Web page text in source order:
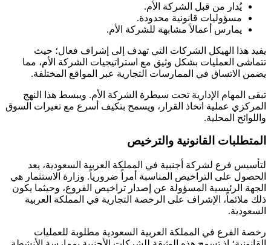
يُدار من قبل الشركة الأم.
مسؤوليات قانونية محدودة.
يمارس أعمالاً مشابهة للشركة الأم.
يفيد هذا الهيكل الشركات التي تهدف إلى إشراف فعال؛ حيث
تتماشى العمليات بشكل وثيق مع استراتيجيات الشركة الأم، مما
يضمن الاتساق في الممارسات التجارية عبر المواقع المختلفة.
تبقى المهام الإدارية تحت سيطرة الشركة الأم. ويبسط هذا النهج
المركزي عملية اتخاذ القرار، ويسمح بتكيف أسرع مع تغيرات السوق
واللوائح المحلية.
المتطلبات القانونية والترخيص
لتأسيس فرع لشركة أجنبية في المملكة العربية السعودية، يعد
الحصول على التراخيص المناسبة أمراً ضرورياً. وزارة الاستثمار هي
الجهة الرئيسية المسؤولة عن إصدار تراخيص الفروع، وحيثما يكون
ذلك ملائماً، الإشراف على الرخصة التجارية في المملكة العربية
السعودية.
رخصة الفرع في المملكة العربية السعودية مطلوبة للعمليات